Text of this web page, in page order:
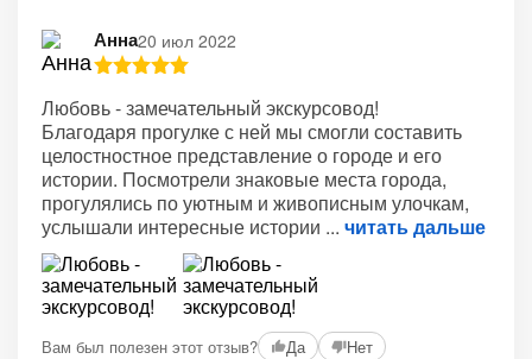
Анна20 июл 2022
Любовь - замечательный экскурсовод!
Благодаря прогулке с ней мы смогли составить
целостностное представление о городе и его
истории. Посмотрели знаковые места города,
прогулялись по уютным и живописным улочкам,
услышали интересные истории
читать дальше
Вам был полезен этот отзыв? Да Нет